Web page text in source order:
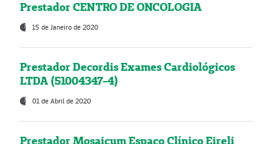
Prestador CENTRO DE ONCOLOGIA
15 de Janeiro de 2020
Prestador Decordis Exames Cardiológicos
LTDA (51004347-4)
01 de Abril de 2020
Prestador Mosaicum Espaço Clínico Eireli